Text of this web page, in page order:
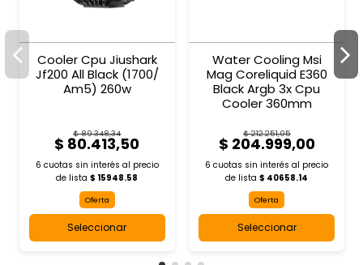
Cooler Cpu Jiushark
Jf200 All Black (1700/
Am5) 260w
$ 89.348,34
$ 80.413,50
6 cuotas sin interés al precio
de lista$ 15948.58
Oferta
Seleccionar
Water Cooling Msi
Mag Coreliquid E360
Black Argb 3x Cpu
Cooler 360mm
$ 212.251,05
$ 204.999,00
6 cuotas sin interés al precio
de lista$ 40658.14
Oferta
Seleccionar